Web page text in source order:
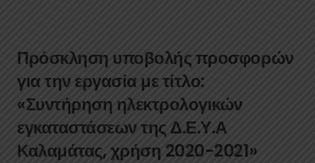
Πρόσκληση υποβολής προσφορών
για την εργασία με τίτλο:
«Συντήρηση ηλεκτρολογικών
εγκαταστάσεων της Δ.Ε.Υ.Α
Καλαμάτας, χρήση 2020-2021»